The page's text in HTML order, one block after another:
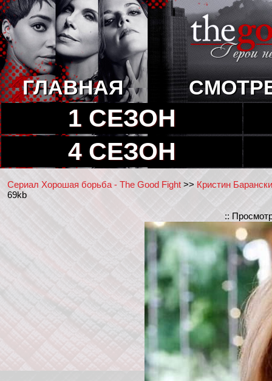
ГЛАВНАЯ
1 СЕЗОН
4 СЕЗОН
Сериал Хорошая борьба - The Good Fight >> Кристин
69kb
::